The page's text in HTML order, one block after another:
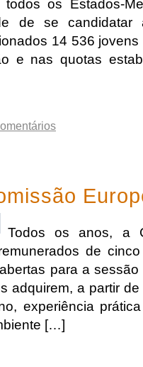
os Estados-
de se
14 536
e nas quotas
Todos os anos, a
de
para a
adquirem, a partir
experiência
[…]